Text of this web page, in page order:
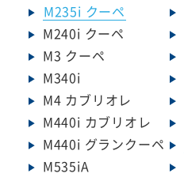
M235i クーペ
M240i クーペ
M3 クーペ
M340i
M4 カブリオレ
M440i カブリオレ
M440i グランクーペ
M535iA